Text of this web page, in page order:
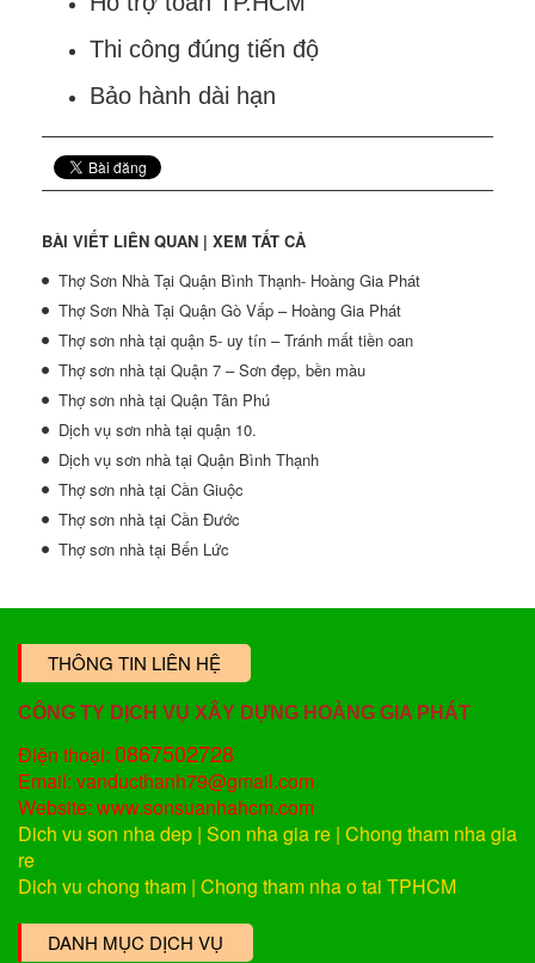
Thi công đúng tiến độ
Bảo hành dài hạn
BÀI VIẾT LIÊN QUAN | XEM TẤT CẢ
Thợ Sơn Nhà Tại Quận Bình Thạnh- Hoàng Gia Phát
Thợ Sơn Nhà Tại Quận Gò Vấp – Hoàng Gia Phát
Thợ sơn nhà tại quận 5- uy tín – Tránh mất tiền oan
Thợ sơn nhà tại Quận 7 – Sơn đẹp, bền màu
Thợ sơn nhà tại Quận Tân Phú
Dịch vụ sơn nhà tại quận 10.
Dịch vụ sơn nhà tại Quận Bình Thạnh
Thợ sơn nhà tại Cần Giuộc
Thợ sơn nhà tại Cần Đước
Thợ sơn nhà tại Bến Lức
THÔNG TIN LIÊN HỆ
CÔNG TY DỊCH VỤ XÂY DỰNG HOÀNG GIA PHÁT
Điện thoại: 0867502728
Email: vanducthanh79@gmail.com
Website: www.sonsuanhahcm.com
Dich vu son nha dep | Son nha gia re | Chong tham nha gia
re
Dich vu chong tham | Chong tham nha o tai TPHCM
DANH MỤC DỊCH VỤ